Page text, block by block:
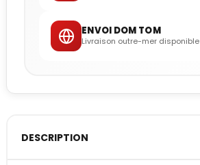
ENVOI DOM TOM
Livraison outre-mer disponible
DESCRIPTION